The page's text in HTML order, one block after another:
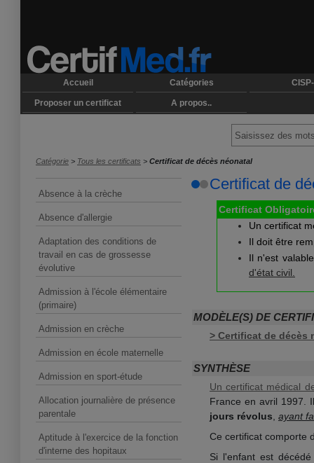
Accueil Catégories
Proposer un certificat A propos..
Catégorie > Tous les certificats > Certificat de décès néonatal
Absence à la crèche
Absence d'allergie
Adaptation des conditions de
travail en cas de grossesse
évolutive
Admission à l'école élémentaire
(primaire)
Admission en crèche
Admission en école maternelle
Admission en sport-étude
Allocation journalière de présence
parentale
Aptitude à l'exercice de la fonction
d'interne des hopitaux
Certificat de
Certificat
Un certificat
Il doit être
Il n'est
d'état civil.
MODÈLE(S) DE
> Certificat de décès
SYNTHÈSE
Un certificat médical
France en avril 1997.
jours révolus ayant
Ce certificat comporte
Si l'enfant est